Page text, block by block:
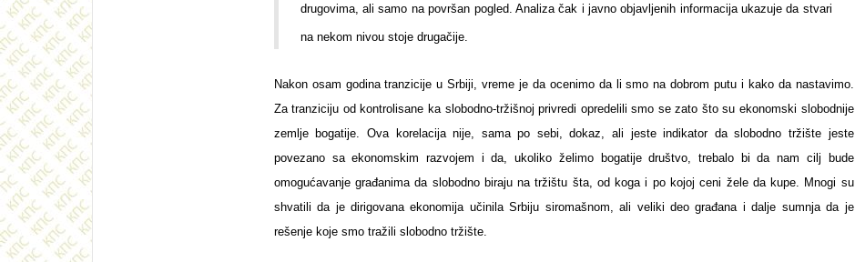
drugovima, ali samo na površan pogled. Analiza čak i javno objavljenih informacija ukazuje da stvari
na nekom nivou stoje drugačije.
Nakon osam godina tranzicije u Srbiji, vreme je da ocenimo da li smo na dobrom putu i kako da nastavimo.
Za tranziciju od kontrolisane ka slobodno-tržišnoj privredi opredelili smo se zato što su ekonomski slobodnije
zemlje bogatije. Ova korelacija nije, sama po sebi, dokaz, ali jeste indikator da slobodno tržište jeste
povezano sa ekonomskim razvojem i da, ukoliko želimo bogatije društvo, trebalo bi da nam cilj bude
omogućavanje građanima da slobodno biraju na tržištu šta, od koga i po kojoj ceni žele da kupe. Mnogi su
shvatili da je dirigovana ekonomija učinila Srbiju siromašnom, ali veliki deo građana i dalje sumnja da je
rešenje koje smo tražili slobodno tržište.